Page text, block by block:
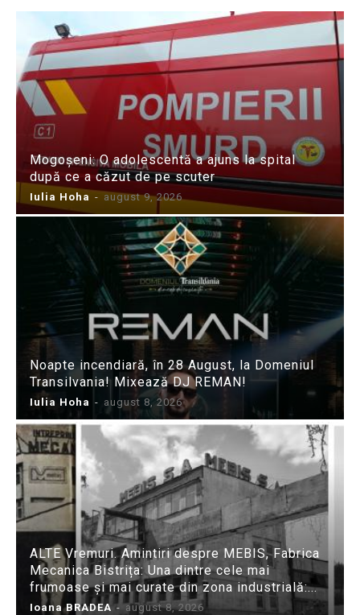
Mogoșeni: O adolescentă a ajuns la spital
după ce a căzut de pe scuter
Iulia Hoha - august 9, 2026
Noapte incendiară, în 28 August, la Domeniul
Transilvania! Mixează DJ REMAN!
Iulia Hoha - august 8, 2026
ALTE Vremuri. Amintiri despre MEBIS, Fabrica
Mecanica Bistrița: Una dintre cele mai
frumoase și mai curate din zona industrială:...
Ioana BRADEA - august 8, 2026